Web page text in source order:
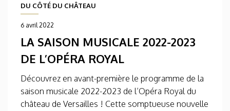
DU CÔTÉ DU CHÂTEAU
6 avril 2022
LA SAISON MUSICALE 2022-2023
DE L’OPÉRA ROYAL
Découvrez en avant-première le programme de la
saison musicale 2022-2023 de l’Opéra Royal du
château de Versailles ! Cette somptueuse nouvelle